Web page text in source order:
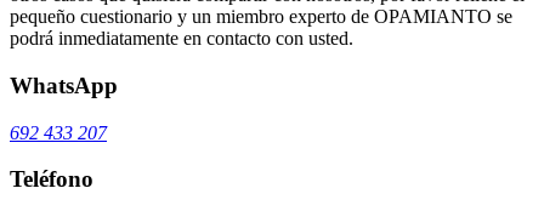
pequeño cuestionario y un miembro experto de OPAMIANTO se
podrá inmediatamente en contacto con usted.
WhatsApp
692 433 207
Teléfono